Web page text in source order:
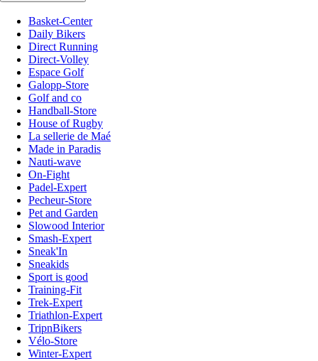
Basket-Center
Daily Bikers
Direct Running
Direct-Volley
Espace Golf
Galopp-Store
Golf and co
Handball-Store
House of Rugby
La sellerie de Maé
Made in Paradis
Nauti-wave
On-Fight
Padel-Expert
Pecheur-Store
Pet and Garden
Slowood Interior
Smash-Expert
Sneak'In
Sneakids
Sport is good
Training-Fit
Trek-Expert
Triathlon-Expert
TripnBikers
Vélo-Store
Winter-Expert